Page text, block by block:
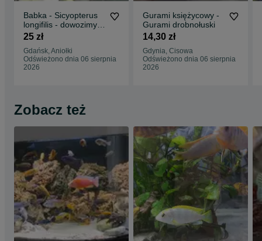
Babka - Sicyopterus
longifilis - dowozimy,
wysyłamy
25 zł
Gdańsk, Aniołki
Odświeżono dnia 06 sierpnia
2026
Gurami księżycowy -
Gurami drobnołuski
14,30 zł
Gdynia, Cisowa
Odświeżono dnia 06 sierpnia
2026
Zobacz też